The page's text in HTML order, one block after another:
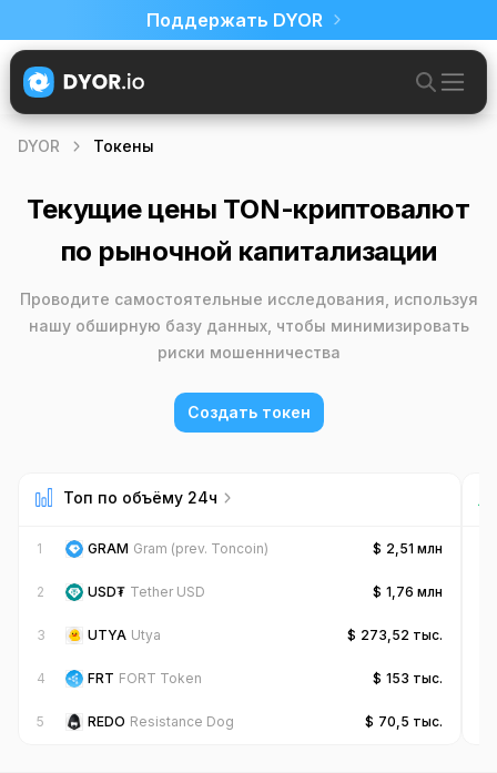
Поддержать DYOR
DYOR Токены
Текущие цены TON-криптовалют
по рыночной капитализации
Проводите самостоятельные исследования, используя
нашу обширную базу данных, чтобы минимизировать
риски мошенничества
Создать токен
Топ по объёму 24ч
1 GRAM Gram (prev. Toncoin) $ 2,51 млн
2 USD₮ Tether USD $ 1,76 млн
3 UTYA Utya $ 273,52 тыс.
4 FRT FORT Token $ 153 тыс.
5 REDO Resistance Dog $ 70,5 тыс.
Токены TON блокчейна: Изучение новых проектов |